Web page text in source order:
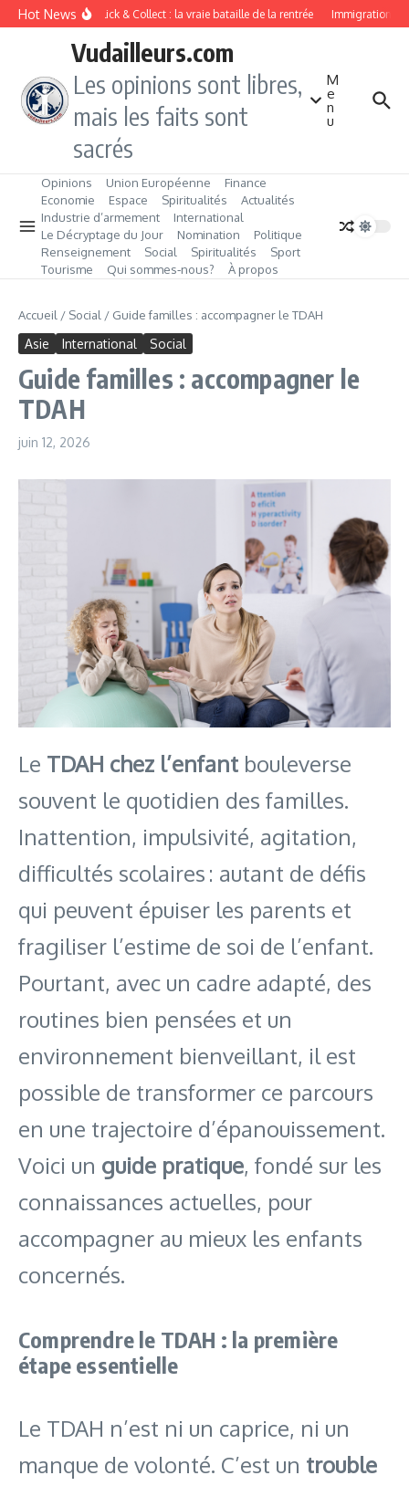
Aller au contenu
Hot News
Drive ou Click & Collect : la vraie bataille de la rentrée Immigration de
Vudailleurs.com
Les opinions sont libres,
mais les faits sont
sacrés
M
e
n
u
Opinions Union Européenne
Finance
Economie
Espace Spiritualités
Actualités
Industrie d’armement
International
Le Décryptage du Jour
Nomination
Politique
Renseignement
Social Spiritualités
Sport
Tourisme
Qui sommes‑nous? À propos
Accueil / Social / Guide familles : accompagner le TDAH
Asie International Social
Guide familles : accompagner le
TDAH
juin 12, 2026
Le TDAH chez l’enfant bouleverse
souvent le quotidien des familles.
Inattention, impulsivité, agitation,
difficultés scolaires : autant de défis
qui peuvent épuiser les parents et
fragiliser l’estime de soi de l’enfant.
Pourtant, avec un cadre adapté, des
routines bien pensées et un
environnement bienveillant, il est
possible de transformer ce parcours
en une trajectoire d’épanouissement.
Voici un guide pratique, fondé sur les
connaissances actuelles, pour
accompagner au mieux les enfants
concernés.
Comprendre le TDAH : la première
étape essentielle
Le TDAH n’est ni un caprice, ni un
manque de volonté. C’est un trouble